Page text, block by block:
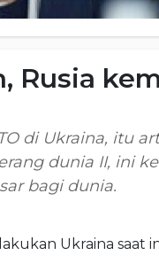
Rusia
di Ukraina, itu
dunia II, ini
bagi dunia.
Ukraina saat